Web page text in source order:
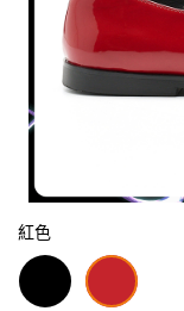
紅色